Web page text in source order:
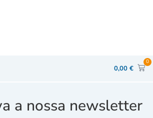
0,00 €
0
a nossa newsletter